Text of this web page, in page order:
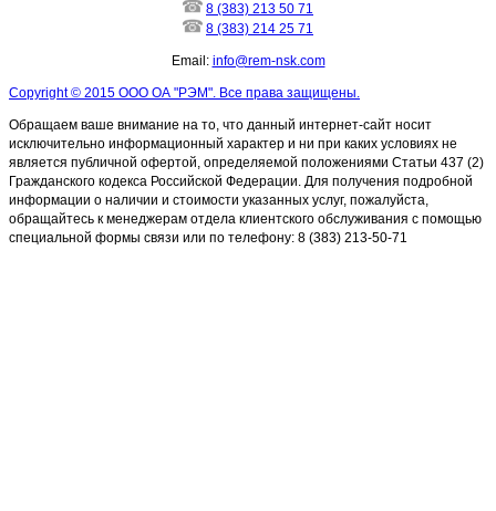
8 (383) 213 50 71
8 (383) 214 25 71
Email: info@rem-nsk.com
Copyright © 2015 ООО ОА "РЭМ". Все права защищены.
Обращаем ваше внимание на то, что данный интернет-сайт носит
исключительно информационный характер и ни при каких условиях не
является публичной офертой, определяемой положениями Статьи 437 (2)
Гражданского кодекса Российской Федерации. Для получения подробной
информации о наличии и стоимости указанных услуг, пожалуйста,
обращайтесь к менеджерам отдела клиентского обслуживания с помощью
специальной формы связи или по телефону: 8 (383) 213-50-71